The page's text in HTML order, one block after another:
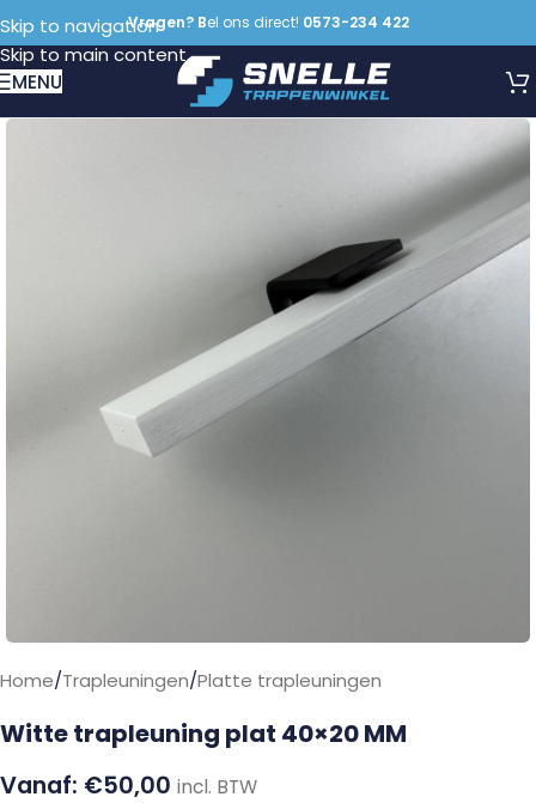
Skip to navigation
Skip to main content
Vragen? Bel ons direct! 0573-234 422
MENU
Home/Trapleuningen/Platte trapleuningen
Witte trapleuning plat 40×20 MM
€50,00 incl. BTW